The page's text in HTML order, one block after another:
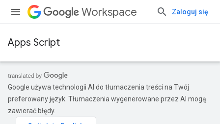
Workspace Zaloguj się
Apps Script
Google używa technologii AI do tłumaczenia treści na Twój
preferowany język. Tłumaczenia wygenerowane przez AI mogą
zawierać błędy.